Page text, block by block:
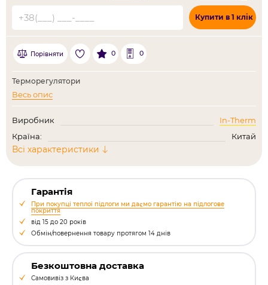
Купити в 1 клік
Порівняти 0 0
Терморегулятори
Весь опис
Виробник
In-Therm
Країна:
Китай
Всі характеристики
Гарантія
При покупці теплої підлоги ми даємо гарантію на підлогове
покриття
від 15 до 20 років
Обмін/повернення товару протягом 14 днів
Безкоштовна доставка
Самовивіз з Києва